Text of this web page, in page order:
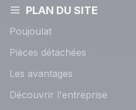
PLAN DU SITE
Poujoulat
Pièces détachées
Les avantages
Découvrir l'entreprise